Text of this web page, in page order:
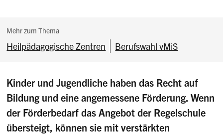
Subnavigation:
Mehr zum Thema
Heilpädagogische Zentren Berufswahl vMiS
Kinder und Jugendliche haben das Recht auf
Bildung und eine angemessene Förderung. Wenn
der Förderbedarf das Angebot der Regelschule
übersteigt, können sie mit verstärkten